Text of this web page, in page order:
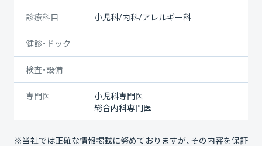
診療科目 小児科/内科/アレルギー科
健診・ドック
検査・設備
専門医
小児科専門医
総合内科専門医
※当社では正確な情報掲載に努めておりますが、その内容を保証